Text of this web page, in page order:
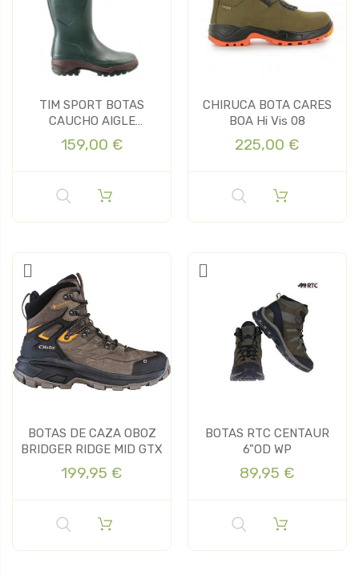
TIM SPORT BOTAS
CAUCHO AIGLE
PARCOURS 2
159,00 €
CHIRUCA BOTA CARES
BOA Hi Vis 08
225,00 €
BOTAS DE CAZA OBOZ
BRIDGER RIDGE MID GTX
199,95 €
BOTAS RTC CENTAUR
6"OD WP
89,95 €